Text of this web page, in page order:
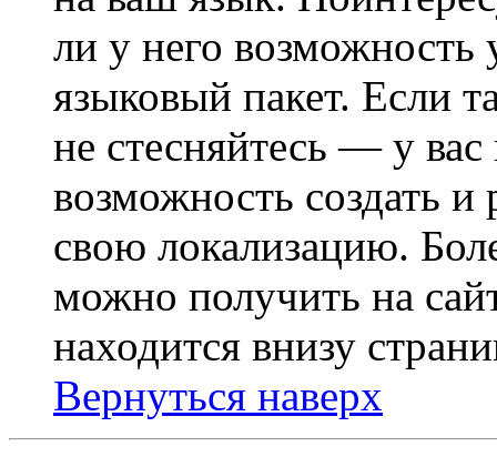
ли у него
языковый пакет. Если
не стесняйтесь — у вас
возможность создать
свою локализацию.
можно получить на
находится внизу
Вернуться наверх